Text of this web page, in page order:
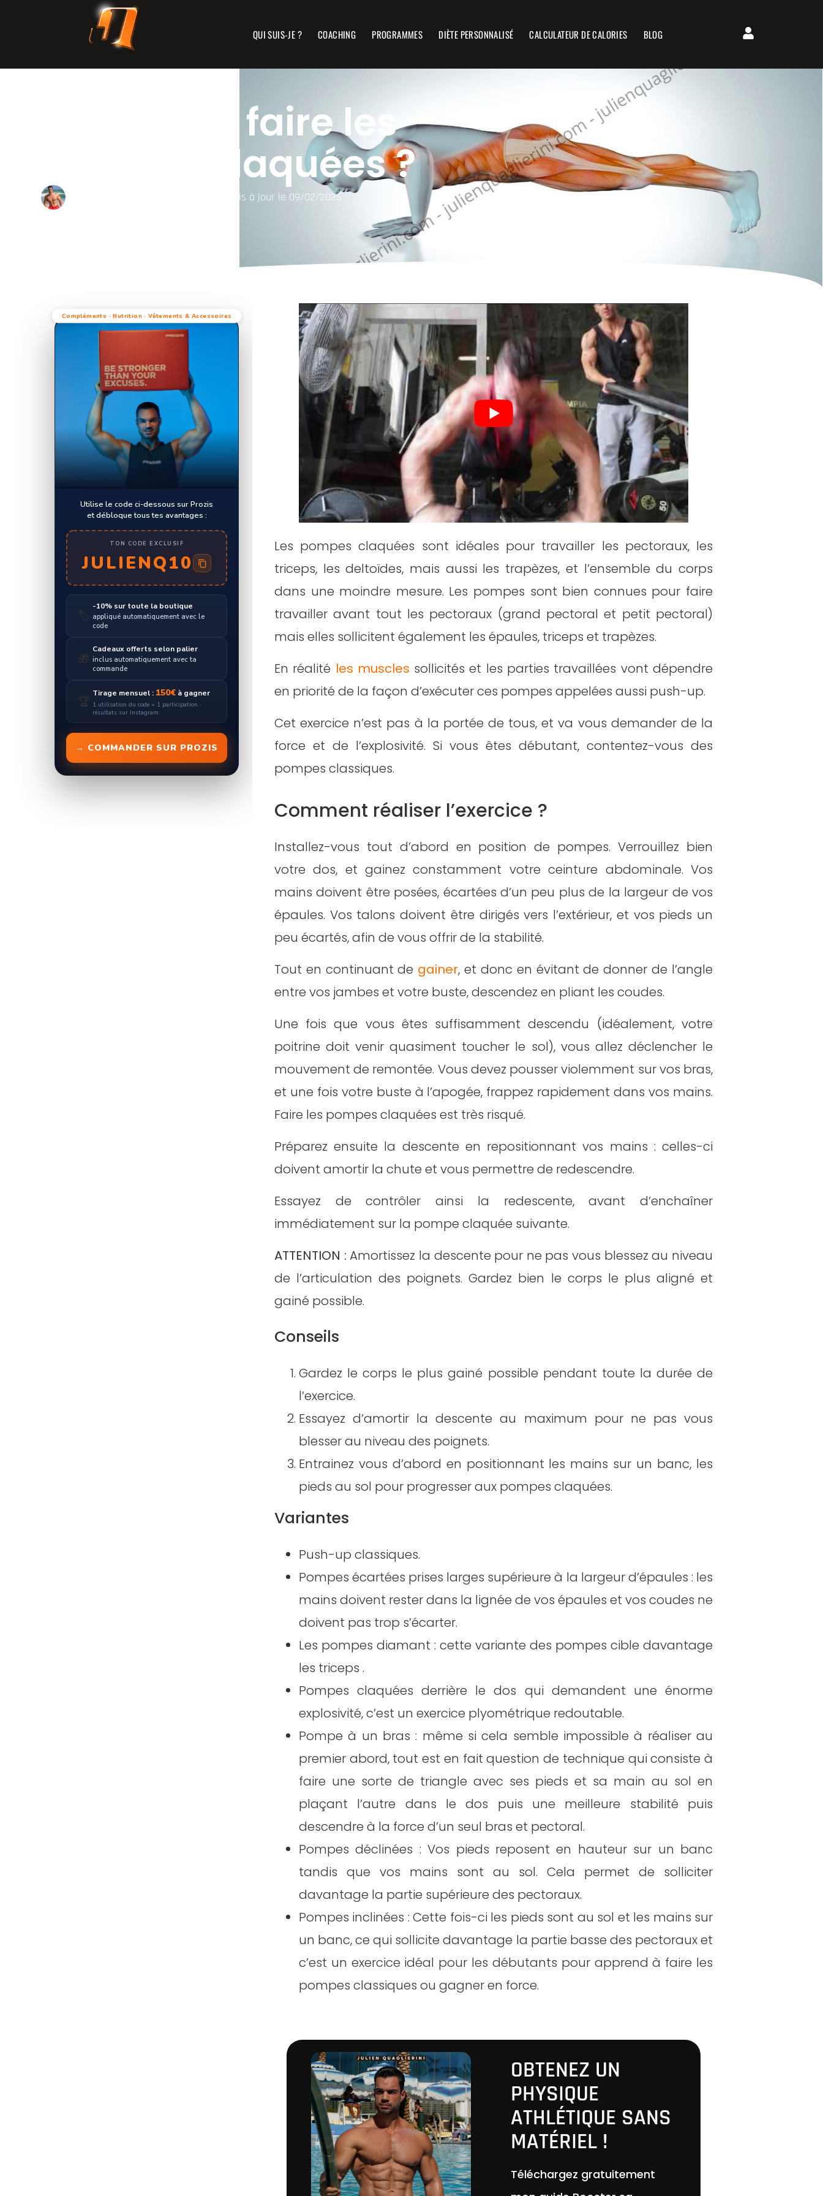
QUI SUIS-JE ? COACHING PROGRAMMES DIÈTE PERSONNALISÉ CALCULATEUR DE CALORIES BLOG
Comment faire les
pompes claquées ?
Mis à jour le 09/02/2025
Compléments · Nutrition · Vêtements & Accessoires
Utilise le code ci-dessous sur Prozis
et débloque tous tes avantages :
TON CODE EXCLUSIF
JULIENQ10
🏷️
-10% sur toute la boutique
appliqué automatiquement avec le
code
🎁
Cadeaux offerts selon palier
inclus automatiquement avec ta
commande
🏆
Tirage mensuel : 150€ à gagner
1 utilisation du code = 1 participation ·
résultats sur Instagram
→ COMMANDER SUR PROZIS
Les pompes claquées sont idéales pour travailler les pectoraux, les
triceps, les deltoïdes, mais aussi les trapèzes, et l’ensemble du corps
dans une moindre mesure. Les pompes sont bien connues pour faire
travailler avant tout les pectoraux (grand pectoral et petit pectoral)
mais elles sollicitent également les épaules, triceps et trapèzes.
En réalité les muscles sollicités et les parties travaillées vont dépendre
en priorité de la façon d’exécuter ces pompes appelées aussi push-up.
Cet exercice n’est pas à la portée de tous, et va vous demander de la
force et de l’explosivité. Si vous êtes débutant, contentez-vous des
pompes classiques.
Comment réaliser l’exercice ?
Installez-vous tout d’abord en position de pompes. Verrouillez bien
votre dos, et gainez constamment votre ceinture abdominale. Vos
mains doivent être posées, écartées d’un peu plus de la largeur de vos
épaules. Vos talons doivent être dirigés vers l’extérieur, et vos pieds un
peu écartés, afin de vous offrir de la stabilité.
Tout en continuant de gainer, et donc en évitant de donner de l’angle
entre vos jambes et votre buste, descendez en pliant les coudes.
Une fois que vous êtes suffisamment descendu (idéalement, votre
poitrine doit venir quasiment toucher le sol), vous allez déclencher le
mouvement de remontée. Vous devez pousser violemment sur vos bras,
et une fois votre buste à l’apogée, frappez rapidement dans vos mains.
Faire les pompes claquées est très risqué.
Préparez ensuite la descente en repositionnant vos mains : celles-ci
doivent amortir la chute et vous permettre de redescendre.
Essayez de contrôler ainsi la redescente, avant d’enchaîner
immédiatement sur la pompe claquée suivante.
ATTENTION : Amortissez la descente pour ne pas vous blessez au niveau
de l’articulation des poignets. Gardez bien le corps le plus aligné et
gainé possible.
Conseils
Gardez le corps le plus gainé possible pendant toute la durée de
l’exercice.
Essayez d’amortir la descente au maximum pour ne pas vous
blesser au niveau des poignets.
Entrainez vous d’abord en positionnant les mains sur un banc, les
pieds au sol pour progresser aux pompes claquées.
Variantes
Push-up classiques.
Pompes écartées prises larges supérieure à la largeur d’épaules : les
mains doivent rester dans la lignée de vos épaules et vos coudes ne
doivent pas trop s’écarter.
Les pompes diamant : cette variante des pompes cible davantage
les triceps .
Pompes claquées derrière le dos qui demandent une énorme
explosivité, c’est un exercice plyométrique redoutable.
Pompe à un bras : même si cela semble impossible à réaliser au
premier abord, tout est en fait question de technique qui consiste à
faire une sorte de triangle avec ses pieds et sa main au sol en
plaçant l’autre dans le dos puis une meilleure stabilité puis
descendre à la force d’un seul bras et pectoral.
Pompes déclinées : Vos pieds reposent en hauteur sur un banc
tandis que vos mains sont au sol. Cela permet de solliciter
davantage la partie supérieure des pectoraux.
Pompes inclinées : Cette fois-ci les pieds sont au sol et les mains sur
un banc, ce qui sollicite davantage la partie basse des pectoraux et
c’est un exercice idéal pour les débutants pour apprend à faire les
pompes classiques ou gagner en force.
OBTENEZ UN
PHYSIQUE
ATHLÉTIQUE SANS
MATÉRIEL !
Téléchargez gratuitement